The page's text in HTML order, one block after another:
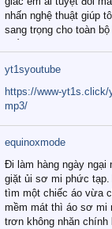
nhấn nghệ thuật giúp
sang trọng cho toàn
Tuy nhiên, giữa thị
với vô vàn thương hiệu
như hiện nay, làm thế
được những bộ chăn
cấp thực sự chất
khí hậu và nhu cầu sử
đình? Hãy cùng chúng
giải đáp chi tiết qua
1. Tại sao các gia đình
chuộng chăn ga gối
yt1syoutube
https://www-yt1s.click/
mp3/
equinoxmode
Đi làm hàng ngày ngại
giặt ủi sơ mi phức tạp.
tìm một chiếc áo vừa
mềm mát thì áo sơ mi
trơn không nhăn chính